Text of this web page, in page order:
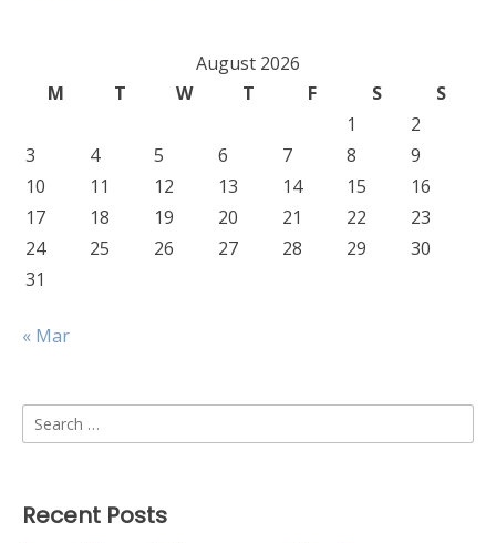
August 2026
M
T W T F S
S
1
2
3
4 5 6 7 8
9
10
11 12 13 14 15
16
17
18 19 20 21 22
23
24
25 26 27 28 29
30
31
« Mar
Search
for:
Recent Posts